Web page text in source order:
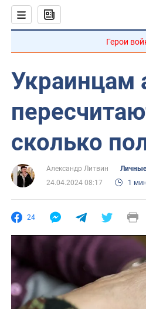
Герои
Украинцам
сколько
Александр Литвин
24.04.2024 08:17
1
24